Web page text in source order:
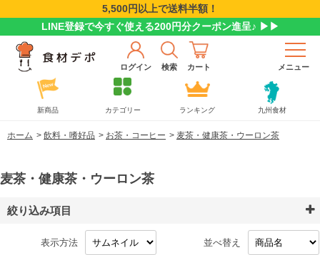
5,500円以上で送料半額！
LINE登録で今すぐ使える200円分クーポン進呈♪ ▶▶
ログイン 検索 カート メニュー
新商品 カテゴリー ランキング 九州食材
ホーム > 飲料・嗜好品 > お茶・コーヒー > 麦茶・健康茶・ウーロン茶
麦茶・健康茶・ウーロン茶
絞り込み項目
表示方法 並べ替え